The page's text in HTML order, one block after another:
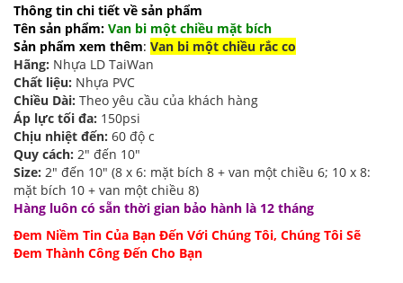
Thông tin chi tiết về sản phẩm
Tên sản phẩm: Van bi một chiều mặt bích
Sản phẩm xem thêm: Van bi một chiều rắc co
Hãng: Nhựa LD TaiWan
Chất liệu: Nhựa PVC
Chiều Dài: Theo yêu cầu của khách hàng
Áp lực tối đa: 150psi
Chịu nhiệt đến: 60 độ c
Quy cách: 2″ đến 10″
Size: 2″ đến 10″ (8 x 6: mặt bích 8 + van một chiều 6; 10 x 8:
mặt bích 10 + van một chiều 8)
Hàng luôn có sẵn thời gian bảo hành là 12 tháng
Đem Niềm Tin Của Bạn Đến Với Chúng Tôi, Chúng Tôi Sẽ
Đem Thành Công Đến Cho Bạn